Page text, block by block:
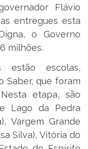
Flávio
entregues esta
o Governo
milhões.
estão escolas,
Saber, que foram
etapa, são
Lago da Pedra
Vargem Grande
Silva), Vitória do